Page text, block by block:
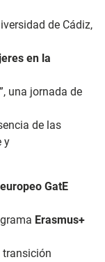
de Cádiz,
en la
”, una jornada de
de las
y
GatE
Erasmus+
transición